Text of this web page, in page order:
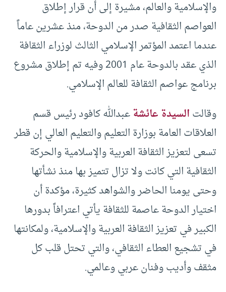
والإسلامية والعالم، مشيرة إلى أن قرار إطلاق
العواصم الثقافية صدر من الدوحة، منذ عشرين عاماً
عندما اعتمد المؤتمر الإسلامي الثالث لوزراء الثقافة
الذي عقد بالدوحة عام 2001 وفيه تم إطلاق مشروع
برنامج عواصم الثقافة للعالم الإسلامي.
وقالتالسيدة عائشةعبدالله كافود رئيس قسم
العلاقات العامة بوزارة التعليم والتعليم العالي إن قطر
تسعى لتعزيز الثقافة العربية والإسلامية والحركة
الثقافية التي كانت ولا تزال تتميز بها منذ نشأتها
وحتى يومنا الحاضر والشواهد كثيرة، مؤكدة أن
اختيار الدوحة عاصمة للثقافة يأتي اعترافاً بدورها
الكبير في تعزيز الثقافة العربية والإسلامية، ولمكانتها
في تشجيع العطاء الثقافي، والتي تحتل قلب كل
مثقف وأديب وفنان عربي وعالمي.